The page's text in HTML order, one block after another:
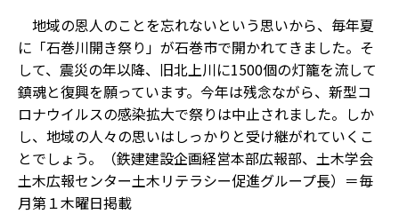
地域の恩人のことを忘れないという思いから、毎年夏
に「石巻川開き祭り」が石巻市で開かれてきました。そ
して、震災の年以降、旧北上川に1500個の灯籠を流して
鎮魂と復興を願っています。今年は残念ながら、新型コ
ロナウイルスの感染拡大で祭りは中止されました。しか
し、地域の人々の思いはしっかりと受け継がれていくこ
とでしょう。（鉄建建設企画経営本部広報部、土木学会
土木広報センター土木リテラシー促進グループ長）＝毎
月第１木曜日掲載